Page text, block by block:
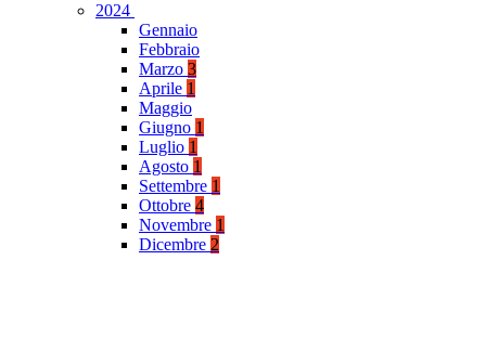
2024
Gennaio
Febbraio
Marzo 3
Aprile 1
Maggio
Giugno 1
Luglio 1
Agosto 1
Settembre 1
Ottobre 4
Novembre 1
Dicembre 2